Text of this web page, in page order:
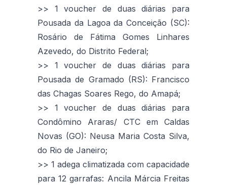
>> 1 voucher de duas diárias para
Pousada da Lagoa da Conceição (SC):
Rosário de Fátima Gomes Linhares
Azevedo, do Distrito Federal;
>> 1 voucher de duas diárias para
Pousada de Gramado (RS): Francisco
das Chagas Soares Rego, do Amapá;
>> 1 voucher de duas diárias para
Condômino Araras/ CTC em Caldas
Novas (GO): Neusa Maria Costa Silva,
do Rio de Janeiro;
>> 1 adega climatizada com capacidade
para 12 garrafas: Ancila Márcia Freitas